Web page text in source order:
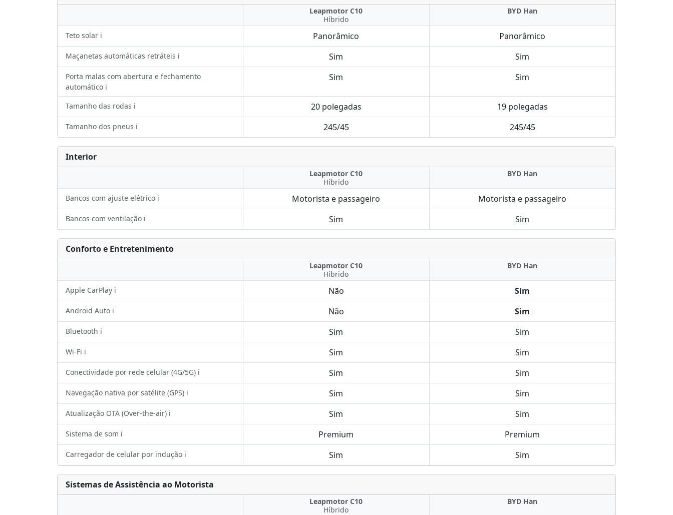
Leapmotor C10
Híbrido
BYD Han
Teto solar ℹ️ Panorâmico Panorâmico
Maçanetas automáticas retráteis ℹ️ Sim Sim
Porta malas com abertura e fechamento
automático ℹ️
Sim Sim
Tamanho das rodas ℹ️ 20 polegadas 19 polegadas
Tamanho dos pneus ℹ️ 245/45 245/45
Interior
Leapmotor C10
Híbrido
BYD Han
Bancos com ajuste elétrico ℹ️ Motorista e passageiro Motorista e passageiro
Bancos com ventilação ℹ️ Sim Sim
Conforto e Entretenimento
Leapmotor C10
Híbrido
BYD Han
Apple CarPlay ℹ️ Não Sim
Android Auto ℹ️ Não Sim
Bluetooth ℹ️ Sim Sim
Wi-Fi ℹ️ Sim Sim
Conectividade por rede celular (4G/5G) ℹ️ Sim Sim
Navegação nativa por satélite (GPS) ℹ️ Sim Sim
Atualização OTA (Over-the-air) ℹ️ Sim Sim
Sistema de som ℹ️ Premium Premium
Carregador de celular por indução ℹ️ Sim Sim
Sistemas de Assistência ao Motorista
Leapmotor C10
Híbrido
BYD Han